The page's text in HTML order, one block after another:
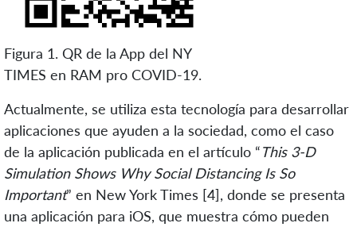
Figura 1. QR de la App del NY
TIMES en RAM pro COVID-19.
Actualmente, se utiliza esta tecnología para desarrollar
aplicaciones que ayuden a la sociedad, como el caso
de la aplicación publicada en el artículo “This 3-D
Simulation Shows Why Social Distancing Is So
Important” en New York Times [4], donde se presenta
una aplicación para iOS, que muestra cómo pueden